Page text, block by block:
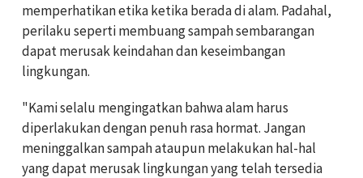
memperhatikan etika ketika berada di alam. Padahal,
perilaku seperti membuang sampah sembarangan
dapat merusak keindahan dan keseimbangan
lingkungan.
"Kami selalu mengingatkan bahwa alam harus
diperlakukan dengan penuh rasa hormat. Jangan
meninggalkan sampah ataupun melakukan hal-hal
yang dapat merusak lingkungan yang telah tersedia